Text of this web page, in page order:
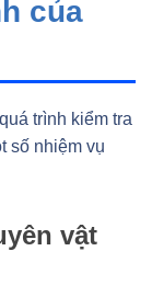
của
trình kiểm tra
số nhiệm vụ
vật